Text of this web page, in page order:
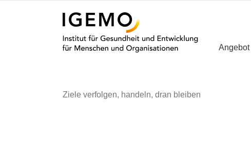
Angebot
Ziele verfolgen, handeln, dran bleiben